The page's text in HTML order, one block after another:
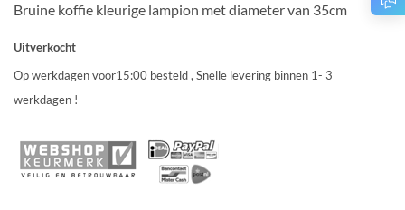
Bruine koffie kleurige lampion met diameter van 35cm
Uitverkocht
Op werkdagen voor15:00 besteld , Snelle levering binnen 1- 3
werkdagen !